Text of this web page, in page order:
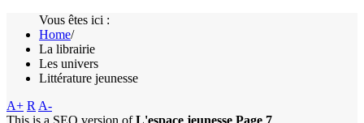
Vous êtes ici :
Home/
La librairie
Les univers
Littérature jeunesse
A+ R A-
This is a SEO version ofL'espace jeunesse Page 7